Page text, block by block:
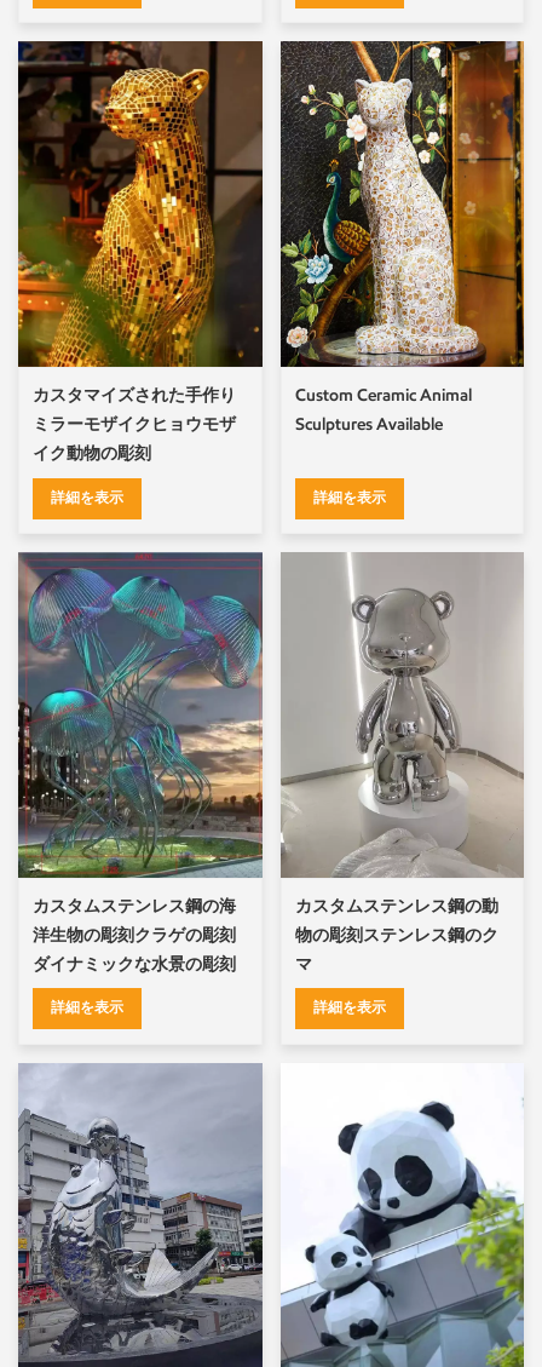
カスタマイズされた手作り
ミラーモザイクヒョウモザ
イク動物の彫刻
詳細を表示
Custom Ceramic Animal
Sculptures Available
詳細を表示
カスタムステンレス鋼の海
洋生物の彫刻クラゲの彫刻
ダイナミックな水景の彫刻
詳細を表示
カスタムステンレス鋼の動
物の彫刻ステンレス鋼のク
マ
詳細を表示